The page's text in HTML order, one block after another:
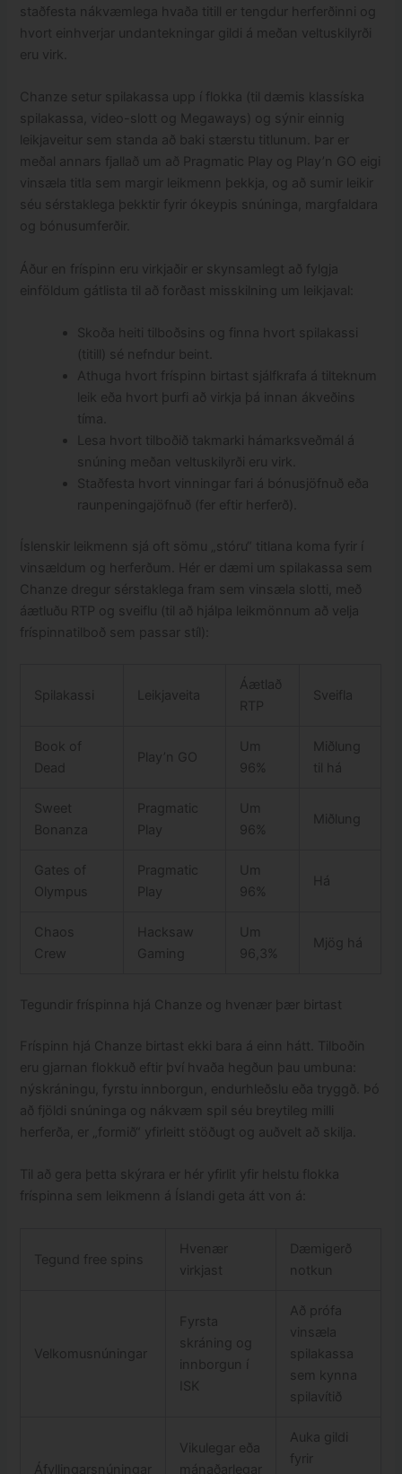
staðfesta nákvæmlega hvaða titill er tengdur herferðinni og
hvort einhverjar undantekningar gildi á meðan veltuskilyrði
eru virk.
Chanze setur spilakassa upp í flokka (til dæmis klassíska
spilakassa, video-slott og Megaways) og sýnir einnig
leikjaveitur sem standa að baki stærstu titlunum. Þar er
meðal annars fjallað um að Pragmatic Play og Play’n GO eigi
vinsæla titla sem margir leikmenn þekkja, og að sumir leikir
séu sérstaklega þekktir fyrir ókeypis snúninga, margfaldara
og bónusumferðir.
Áður en fríspinn eru virkjaðir er skynsamlegt að fylgja
einföldum gátlista til að forðast misskilning um leikjaval:
Skoða heiti tilboðsins og finna hvort spilakassi
(titill) sé nefndur beint.
Athuga hvort fríspinn birtast sjálfkrafa á tilteknum
leik eða hvort þurfi að virkja þá innan ákveðins
tíma.
Lesa hvort tilboðið takmarki hámarksveðmál á
snúning meðan veltuskilyrði eru virk.
Staðfesta hvort vinningar fari á bónusjöfnuð eða
raunpeningajöfnuð (fer eftir herferð).
Íslenskir leikmenn sjá oft sömu „stóru“ titlana koma fyrir í
vinsældum og herferðum. Hér er dæmi um spilakassa sem
Chanze dregur sérstaklega fram sem vinsæla slotti, með
áætluðu RTP og sveiflu (til að hjálpa leikmönnum að velja
fríspinnatilboð sem passar stíl):
Spilakassi Leikjaveita
Áætlað
RTP
Sveifla
Book of
Dead
Play’n GO
Um
96%
Miðlung
til há
Sweet
Bonanza
Pragmatic
Play
Um
96%
Miðlung
Gates of
Olympus
Pragmatic
Play
Um
96%
Há
Chaos
Crew
Hacksaw
Gaming
Um
96,3%
Mjög há
Tegundir fríspinna hjá Chanze og hvenær þær birtast
Fríspinn hjá Chanze birtast ekki bara á einn hátt. Tilboðin
eru gjarnan flokkuð eftir því hvaða hegðun þau umbuna:
nýskráningu, fyrstu innborgun, endurhleðslu eða tryggð. Þó
að fjöldi snúninga og nákvæm spil séu breytileg milli
herferða, er „formið“ yfirleitt stöðugt og auðvelt að skilja.
Til að gera þetta skýrara er hér yfirlit yfir helstu flokka
fríspinna sem leikmenn á Íslandi geta átt von á:
Tegund free spins
Hvenær
virkjast
Dæmigerð
notkun
Velkomusnúningar
Fyrsta
skráning og
innborgun í
ISK
Að prófa
vinsæla
spilakassa
sem kynna
spilavítið
Áfyllingarsnúningar
Vikulegar eða
mánaðarlegar
Auka gildi
fyrir